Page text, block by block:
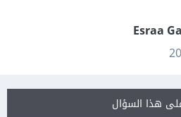
هذا السؤال